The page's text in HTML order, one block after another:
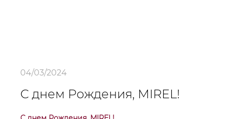
04/03/2024
С днем Рождения, MIREL!